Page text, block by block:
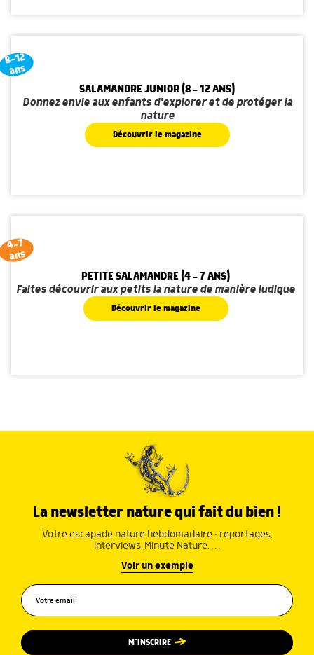
8-12
ans
SALAMANDRE JUNIOR (8 - 12 ANS)
Donnez envie aux enfants d'explorer et de protéger la
nature
Découvrir le magazine
4-7
ans
PETITE SALAMANDRE (4 - 7 ANS)
Faites découvrir aux petits la nature de manière ludique
Découvrir le magazine
La newsletter nature qui fait du bien !
Votre escapade nature hebdomadaire : reportages,
interviews, Minute Nature, …
Voir un exemple
M’INSCRIRE